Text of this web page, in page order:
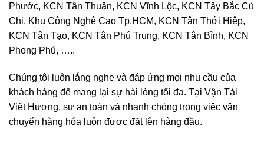
Phước, KCN Tân Thuận, KCN Vĩnh Lộc, KCN Tây Bắc Củ
Chi, Khu Công Nghệ Cao Tp.HCM, KCN Tân Thới Hiệp,
KCN Tân Tạo, KCN Tân Phú Trung, KCN Tân Bình, KCN
Phong Phú, …..
Chúng tôi luôn lắng nghe và đáp ứng mọi nhu cầu của
khách hàng để mang lại sự hài lòng tối đa. Tại Vận Tải
Việt Hương, sự an toàn và nhanh chóng trong việc vận
chuyển hàng hóa luôn được đặt lên hàng đầu.